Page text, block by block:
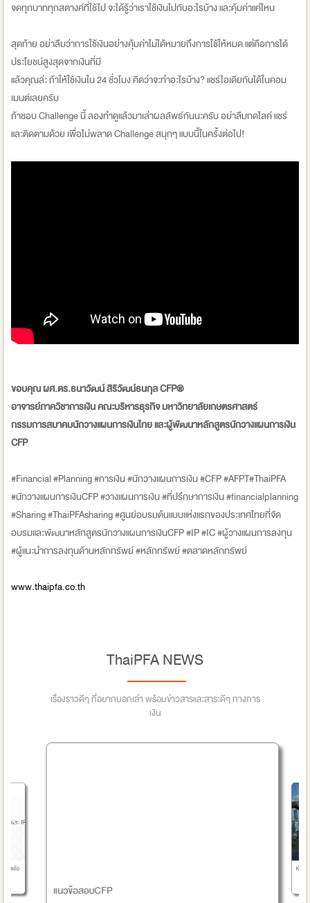
จดทุกบาททุกสตางค์ที่ใช้ไป จะได้รู้ว่าเราใช้เงินไปกับอะไรบ้าง และคุ้มค่าแค่ไหน
สุดท้าย อย่าลืมว่าการใช้เงินอย่างคุ้มค่าไม่ได้หมายถึงการใช้ให้หมด แต่คือการได้
ประโยชน์สูงสุดจากเงินที่มี
แล้วคุณล่ะ ถ้าให้ใช้เงินใน 24 ชั่วโมง คิดว่าจะทำอะไรบ้าง? แชร์ไอเดียกันได้ในคอม
เมนต์เลยครับ
ถ้าชอบ Challenge นี้ ลองทำดูแล้วมาเล่าผลลัพธ์กันนะครับ อย่าลืมกดไลค์ แชร์
และติดตามด้วย เพื่อไม่พลาด Challenge สนุกๆ แบบนี้ในครั้งต่อไป!
ขอบคุณ ผศ.ดร.ธนาวัฒน์ สิริวัฒน์ธนกุล CFP®
อาจารย์ภาควิชาการเงิน คณะบริหารธุรกิจ มหาวิทยาลัยเกษตรศาสตร์
กรรมการสมาคมนักวางแผนการเงินไทย และผู้พัฒนาหลักสูตรนักวางแผนการเงิน
CFP
#Financial #Planning #การเงิน #นักวางแผนการเงิน #CFP #AFPT#ThaiPFA
#นักวางแผนการเงินCFP #วางแผนการเงิน #ที่ปรึกษาการเงิน #financialplanning
#Sharing #ThaiPFAsharing #ศูนย์อบรมต้นแบบแห่งแรกของประเทศไทยที่จัด
อบรมและพัฒนาหลักสูตรนักวางแผนการเงินCFP #IP #IC #ผู้วางแผนการลงทุน
#ผู้แนะนำการลงทุนด้านหลักทรัพย์ #หลักทรัพย์ #ตลาดหลักทรัพย์
www.thaipfa.co.th
ThaiPFA NEWS
เรื่องราวดีๆ ที่อยากบอกเล่า พร้อมข่าวสารและสาระดีๆ ทางการ
เงิน
ได้แล้ว
แนวข้อสอบCFP